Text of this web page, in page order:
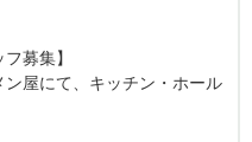
会社です。
。
募集】
屋にて、キッチン・ホール